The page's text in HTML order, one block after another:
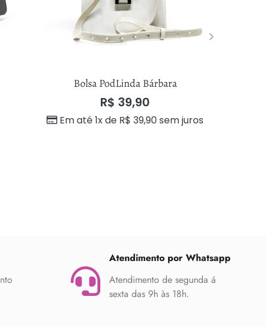
Bolsa PodLinda Bárbara
R$ 39,90
Em até 1x de R$ 39,90sem juros
Atendimento por Whatsapp
Atendimento de segunda á
sexta das 9h às 18h.